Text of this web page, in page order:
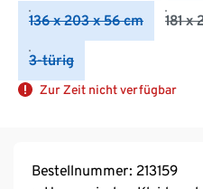
136 x 203 x 56 cm 181 x
3-türig
Zur Zeit nicht verfügbar
Bestellnummer: 213159